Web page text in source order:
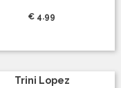
€ 4.99
Trini Lopez